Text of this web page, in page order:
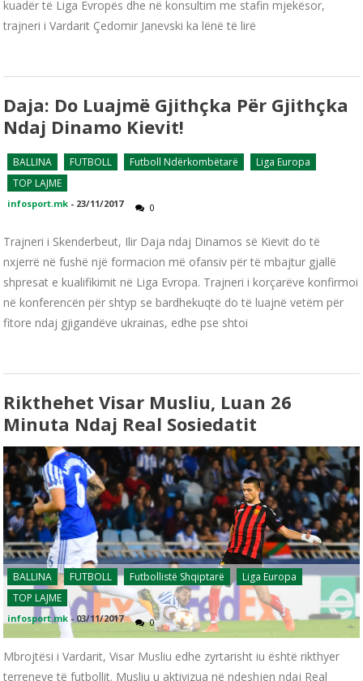
kuadër të Liga Evropës dhe në konsultim me stafin mjekësor,
trajneri i Vardarit Çedomir Janevski ka lënë të lirë
Daja: Do Luajmë Gjithçka Për Gjithçka
Ndaj Dinamo Kievit!
BALLINA FUTBOLL Futboll Ndërkombëtarë
Liga Europa
TOP LAJME
infosport.mk - 23/11/2017 0
Trajneri i Skenderbeut, Ilir Daja ndaj Dinamos së Kievit do të
nxjerrë në fushë një formacion më ofansiv për të mbajtur gjallë
shpresat e kualifikimit në Liga Evropa. Trajneri i korçarëve konfirmoi
në konferencën për shtyp se bardhekuqtë do të luajnë vetëm për
fitore ndaj gjigandëve ukrainas, edhe pse shtoi
Rikthehet Visar Musliu, Luan 26
Minuta Ndaj Real Sosiedatit
BALLINA FUTBOLL Futbollistë Shqiptarë
Liga Europa
TOP LAJME
infosport.mk - 03/11/2017 0
Mbrojtësi i Vardarit, Visar Musliu edhe zyrtarisht iu është rikthyer
terreneve të futbollit. Musliu u aktivizua në ndeshjen ndaj Real